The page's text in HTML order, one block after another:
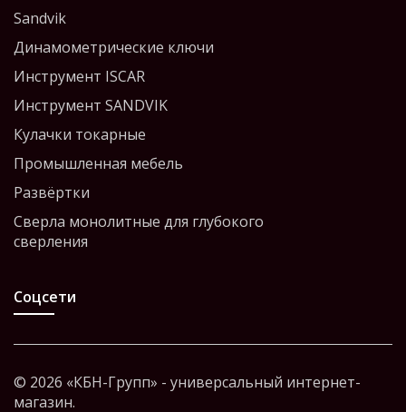
Sandvik
Динамометрические ключи
Инструмент ISCAR
Инструмент SANDVIK
Кулачки токарные
Промышленная мебель
Развёртки
Сверла монолитные для глубокого
сверления
Соцсети
© 2026 «КБН-Групп» - универсальный интернет-
магазин.